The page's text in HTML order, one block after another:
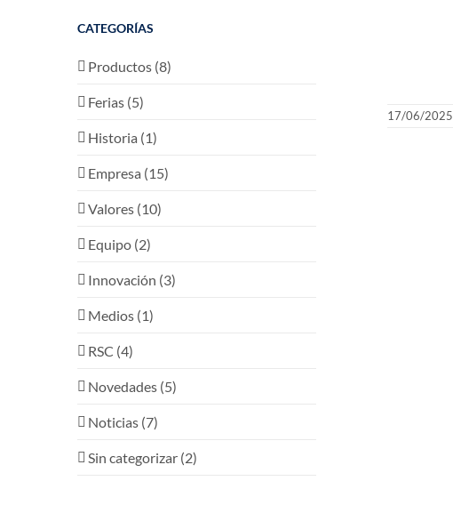
17/06/2025
CATEGORÍAS
Productos (8)
Ferias (5)
Historia (1)
Empresa (15)
Valores (10)
Equipo (2)
Innovación (3)
Medios (1)
RSC (4)
Novedades (5)
Noticias (7)
Sin categorizar (2)